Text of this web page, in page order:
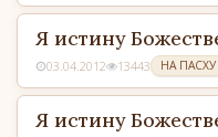
Я истину
03.04.2012 13443 НА ПАСХУ
Я истину